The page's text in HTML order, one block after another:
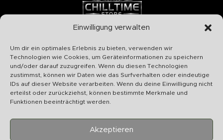
Einwilligung verwalten
Um dir ein optimales Erlebnis zu bieten, verwenden wir
Technologien wie Cookies, um Geräteinformationen zu speichern
und/oder darauf zuzugreifen. Wenn du diesen Technologien
zustimmst, können wir Daten wie das Surfverhalten oder eindeutige
IDs auf dieser Website verarbeiten. Wenn du deine Einwilligung nicht
erteilst oder zurückziehst, können bestimmte Merkmale und
Funktionen beeinträchtigt werden.
Akzeptieren
Chilltime Store
07331 4577974
Info@chilltime.de
Bahnhofstr. 19 73312 Geislingen